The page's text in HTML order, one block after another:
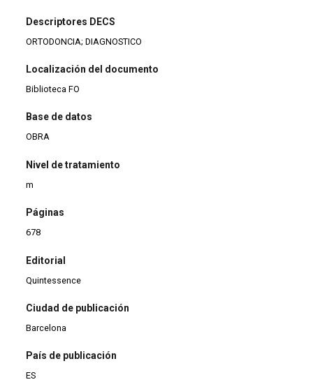
Descriptores DECS
ORTODONCIA; DIAGNOSTICO
Localización del documento
Biblioteca FO
Base de datos
OBRA
Nivel de tratamiento
m
Páginas
678
Editorial
Quintessence
Ciudad de publicación
Barcelona
País de publicación
ES